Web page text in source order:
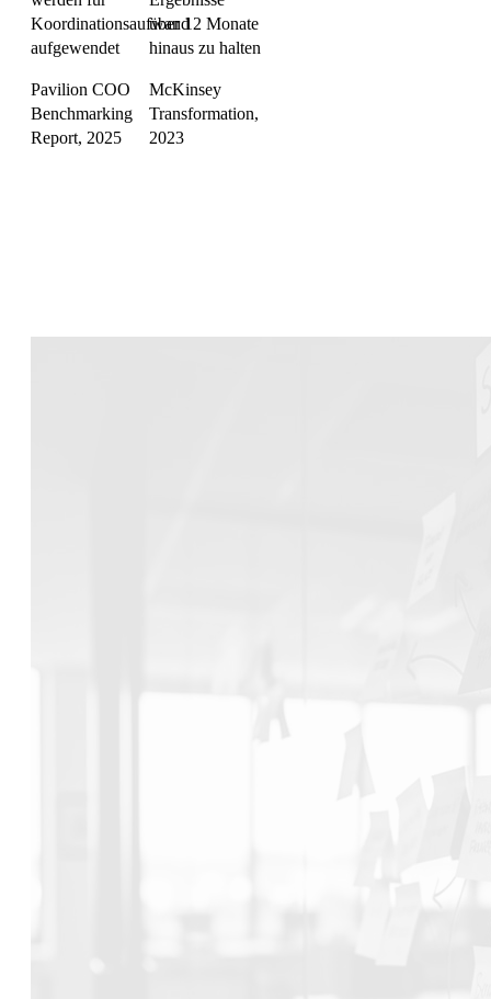
Koordinationsaufwand
aufgewendet
Pavilion COO
Benchmarking
Report, 2025
über 12 Monate
hinaus zu halten
McKinsey
Transformation,
2023